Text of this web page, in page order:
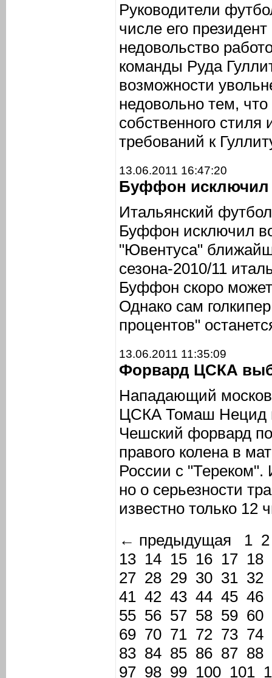
Руководители
числе его
недовольство
команды Руда
возможности
недовольно тем,
собственного
требований к
13.06.2011 16:47:20
Буффон исключил
Итальянский
Буффон исключил
"Ювентуса"
сезона-2010/11
Буффон скоро может
Однако сам
процентов"
13.06.2011 11:35:09
Форвард ЦСКА
Нападающий
ЦСКА Томаш Нецид
Чешский форвард
правого колена в
России с "Тереком".
но о серьезности
известно только 12
← предыдущая
1 2
13 14 15 16 17 18
27 28 29 30 31 32
41 42 43 44 45 46
55 56 57 58 59 60
69 70 71 72 73 74
83 84 85 86 87 88
97 98 99 100 101